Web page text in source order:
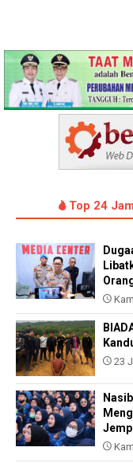
Top 24 Jam
23